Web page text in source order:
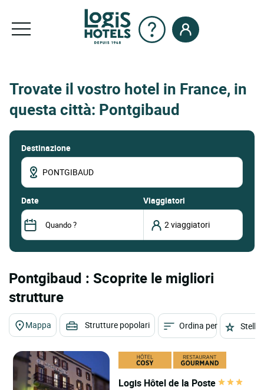
Trovate il vostro hotel in France, in
questa città: Pontgibaud
Destinazione
date Viaggiatori
Pontgibaud : Scoprite le migliori
strutture
Mappa Strutture popolari Ordina per Stelle
Logis Hôtel de la Poste